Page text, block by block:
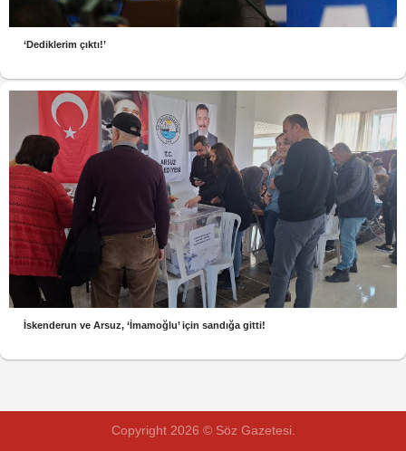
‘Dediklerim çıktı!’
İskenderun ve Arsuz, ‘İmamoğlu’ için sandığa gitti!
Copyright 2026 © Söz Gazetesi.